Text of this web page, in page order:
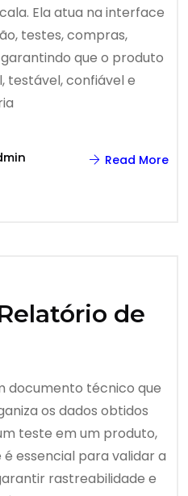
Ela atua na interface
testes, compras,
que o produto
testável, confiável e
Read More
de
documento técnico que
os dados obtidos
teste em um produto,
essencial para validar a
rastreabilidade e